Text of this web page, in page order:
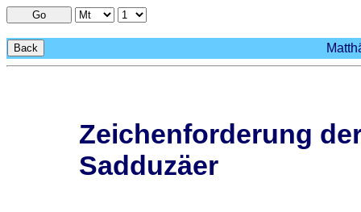
Go
Back
Zeichenforderung
Sadduzäer